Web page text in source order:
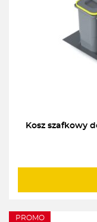
Kosz szafkowy
PROMO